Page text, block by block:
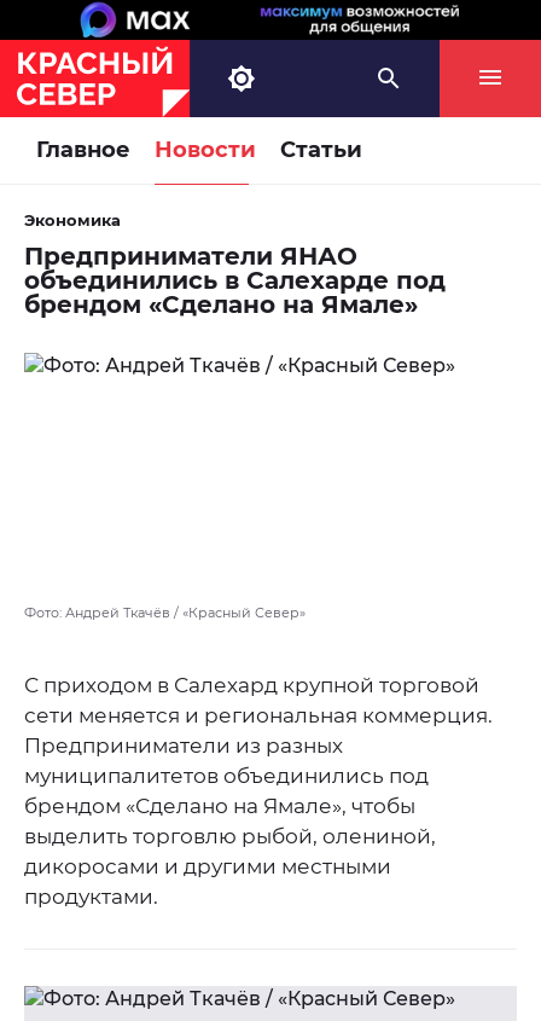
Главное Новости Статьи
Экономика
Предприниматели ЯНАО
объединились в Салехарде под
брендом «Сделано на Ямале»
Фото: Андрей Ткачёв / «Красный Север»
С приходом в Салехард крупной торговой
сети меняется и региональная коммерция.
Предприниматели из разных
муниципалитетов объединились под
брендом «Сделано на Ямале», чтобы
выделить торговлю рыбой, олениной,
дикоросами и другими местными
продуктами.